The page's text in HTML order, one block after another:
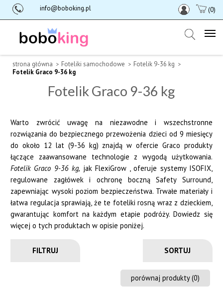
info@boboking.pl (0)
strona główna Foteliki samochodowe
Fotelik 9-36 kg
Fotelik Graco 9-36 kg
Fotelik Graco 9-36 kg
Warto zwrócić uwagę na niezawodne i wszechstronne
rozwiązania do bezpiecznego przewożenia dzieci od 9 miesięcy
do około 12 lat (9-36 kg) znajdą w ofercie Graco produkty
łączące zaawansowane technologie z wygodą użytkowania.
Fotelik Graco 9-36 kg, jak FlexiGrow , oferuje systemy ISOFIX,
regulowane zagłówek i ochronę boczną Safety Surround,
zapewniając wysoki poziom bezpieczeństwa. Trwałe materiały i
łatwa regulacja sprawiają, że te foteliki rosną wraz z dzieckiem,
gwarantując komfort na każdym etapie podróży. Dowiedz się
więcej o tych produktach w opisie poniżej.
FILTRUJ
porównaj produkty (0)